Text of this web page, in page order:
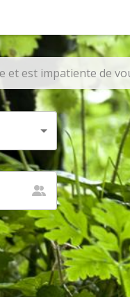
est impatiente de